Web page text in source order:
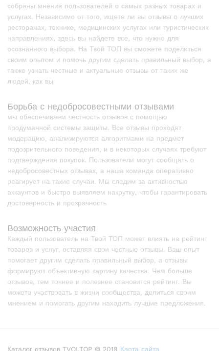
собраны мнения пользователей о самых разных товарах и
услугах. Независимо от того, ищете ли вы отзывы о лучших
ресторанах, технике, медицинских услугах или туристических
направлениях, здесь вы найдете все, что нужно для
осознанного выбора. На Твой ТОП вы сможете поделиться
своим опытом и помочь другим сделать правильный выбор, а
также узнать честные и актуальные отзывы от таких же
людей, как вы
Борьба с недобросовестными отзывами
мы обеспечиваем честность отзывов с помощью
продуманной системы защиты. Все отзывы проходят
модерацию, анализируются алгоритмами на предмет
подозрительного поведения, и в некоторых случаях требуют
подтверждения покупок. Пользователи могут сообщать о
недобросовестных отзывах, а наша команда оперативно
реагирует на такие случаи. Мы следим за активностью
аккаунтов и быстро выявляем накрутку, чтобы гарантировать
достоверность и прозрачность
Возможность участия
Каждый пользователь на Твой ТОП может влиять на рейтинг
товаров и услуг, оставляя свои честные отзывы. Ваш опыт
помогает другим сделать правильный выбор, а отзывы
формируют объективную картину качества. Чем больше
отзывов, тем точнее и полезнее становится рейтинг. Вы
можете участвовать в жизни сообщества, делиться своим
мнением и помогать другим находить лучшие предложения.
Каталог отзывов TVOI.TOP © 2018 Карта сайта